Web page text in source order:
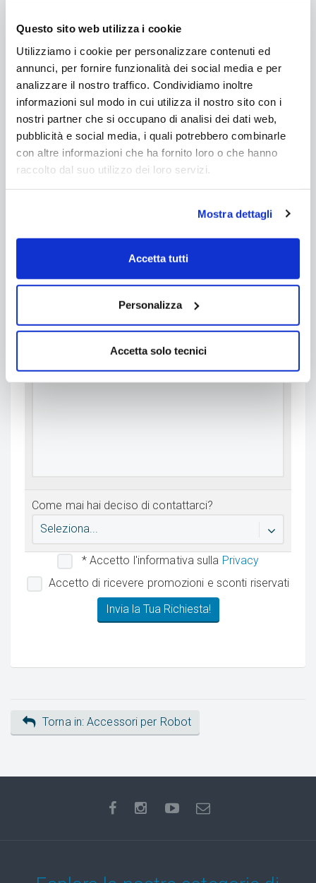
Questo sito web utilizza i cookie
Utilizziamo i cookie per personalizzare contenuti ed
annunci, per fornire funzionalità dei social media e per
analizzare il nostro traffico. Condividiamo inoltre
informazioni sul modo in cui utilizza il nostro sito con i
nostri partner che si occupano di analisi dei dati web,
pubblicità e social media, i quali potrebbero combinarle
con altre informazioni che ha fornito loro o che hanno
raccolto dal suo utilizzo dei loro servizi.
Mostra dettagli
Accetta tutti
Personalizza
Accetta solo tecnici
Nome e l'Email sono obbligatorie. Consigliamo di
Nome *:
Email *:
Telefono *:
Seleziona il tipo di informazione che stai
Scrivi sinteticamente la tua richiesta di
Come mai hai deciso di contattarci?
Seleziona...
* Accetto l'informativa sulla Privacy
Accetto di ricevere promozioni e sconti riservati
Torna in: Accessori per Robot